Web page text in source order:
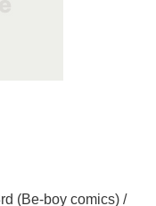
(Be-boy comics) /